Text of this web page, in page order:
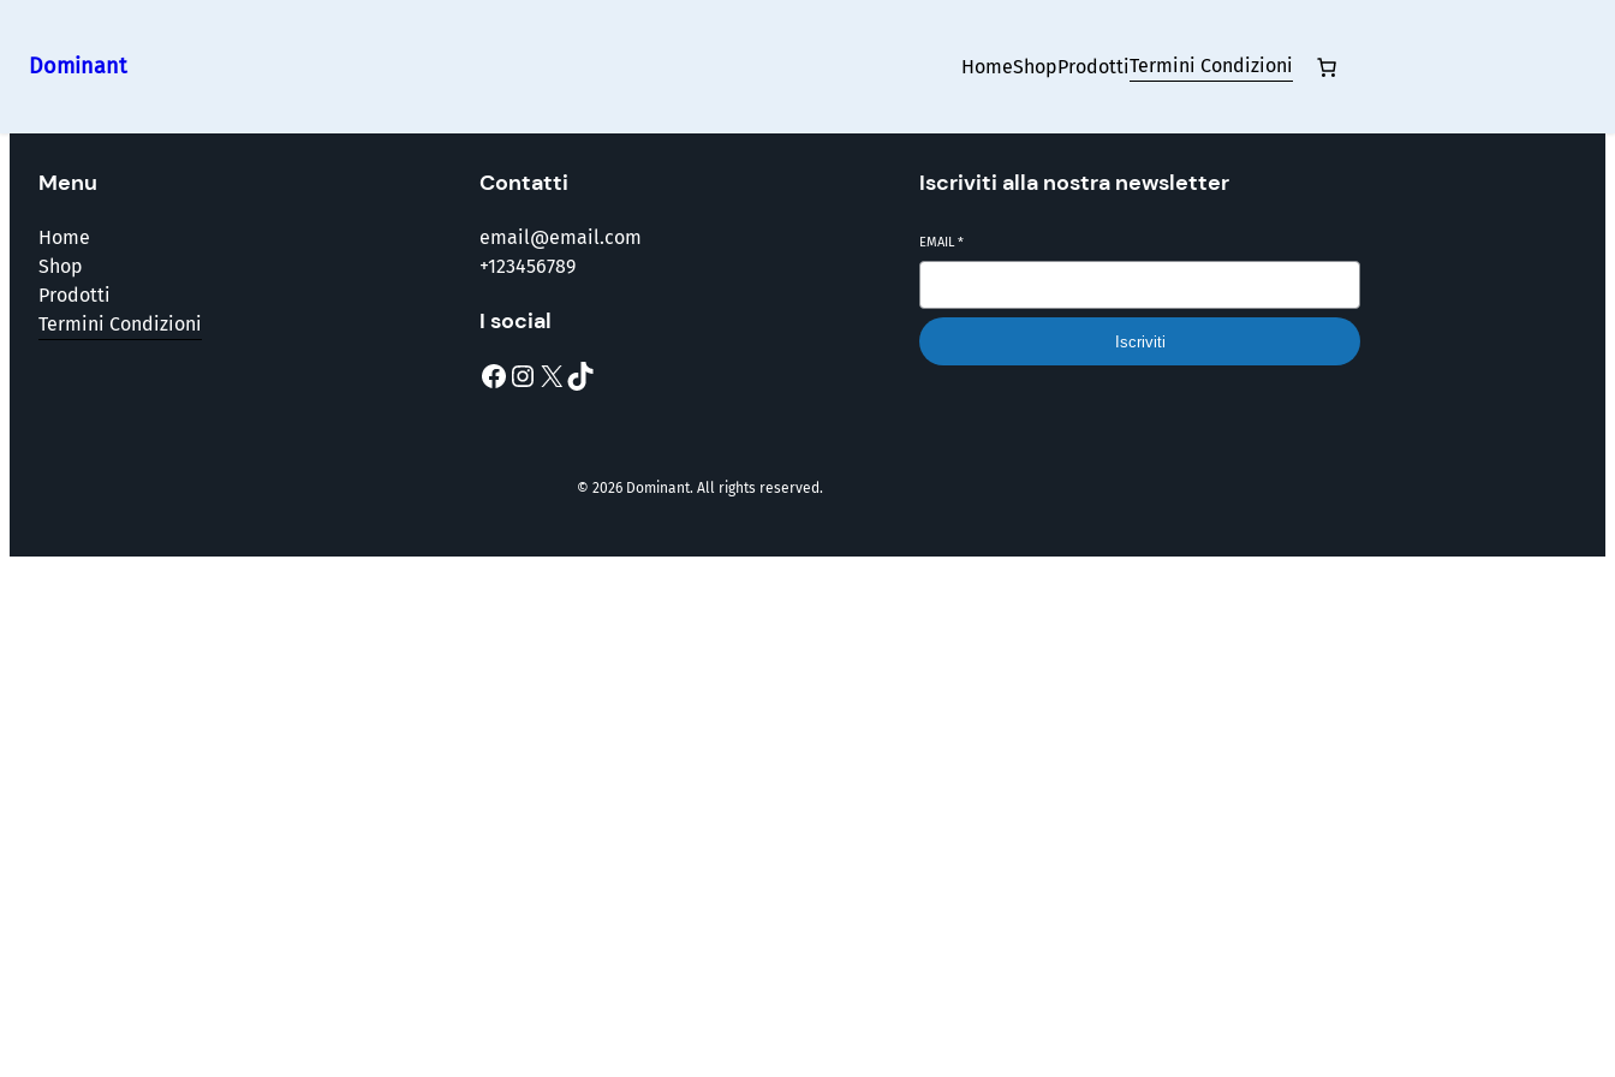
al
contenuto
Dominant HomeShopProdottiTermini Condizioni
Menu
Home
Shop
Prodotti
Termini Condizioni
Contatti
email@email.com
+123456789
I social
Facebook Instagram X TikTok
Iscriviti alla nostra newsletter
EMAIL*
Iscriviti
© 2026 Dominant. All rights reserved.